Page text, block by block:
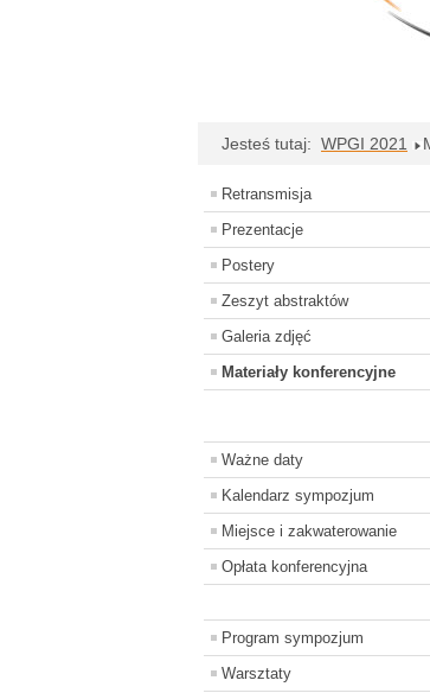
Jesteś tutaj: WPGI 2021
Retransmisja
Prezentacje
Postery
Zeszyt abstraktów
Galeria zdjęć
Materiały konferencyjne
Ważne daty
Kalendarz sympozjum
Miejsce i zakwaterowanie
Opłata konferencyjna
Program sympozjum
Warsztaty